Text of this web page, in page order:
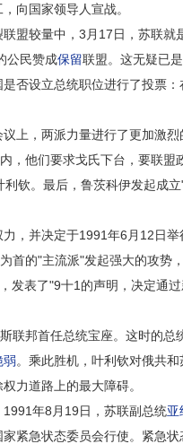
向国家领导人宣战。
较量中，3月17日，苏联就
公民赞成保留联盟。这无疑已
否设立总统职位进行了投票
，两派力量进行了更加激烈
，他们要求戈氏下台，要联
钦。最后，鲁茨科伊发起成
并决定于1991年6月12日举
的"主流派"发起强大的攻势
发表了"9十1的声明，决定通
邦首任总统宝座。这时的总
弱。乘此胜机，叶利钦对俄共
力道路上的最大障碍。
年8月19日，苏联副总统亚
紧急状态委员会行使。紧急